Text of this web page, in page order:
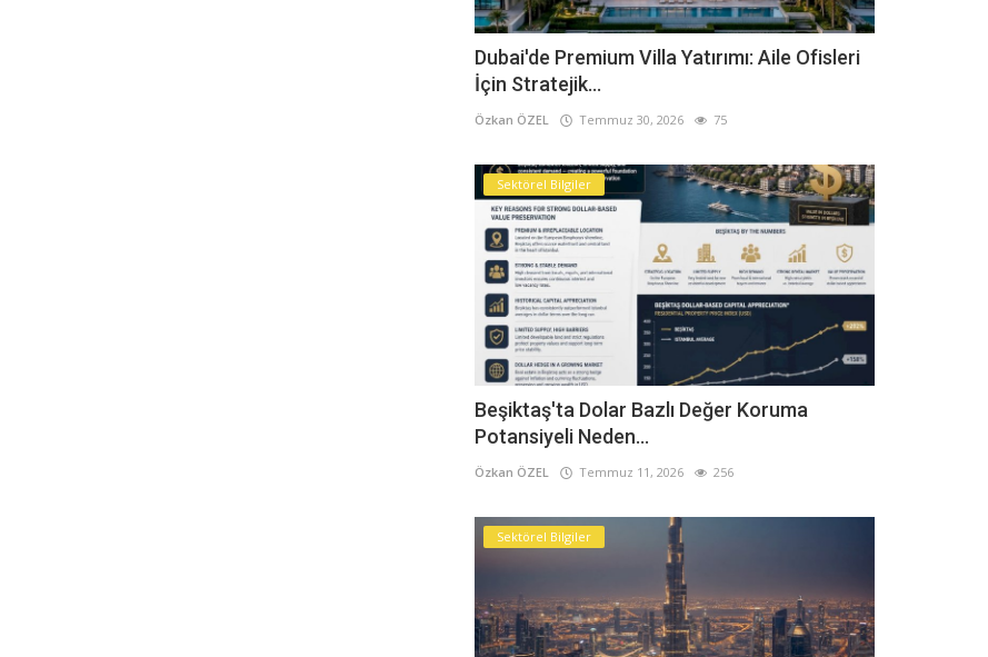
Dubai'de Premium Villa Yatırımı: Aile Ofisleri
İçin Stratejik...
Özkan ÖZEL Temmuz 30, 2026 75
Sektörel Bilgiler
Beşiktaş'ta Dolar Bazlı Değer Koruma
Potansiyeli Neden...
Özkan ÖZEL Temmuz 11, 2026 256
Sektörel Bilgiler